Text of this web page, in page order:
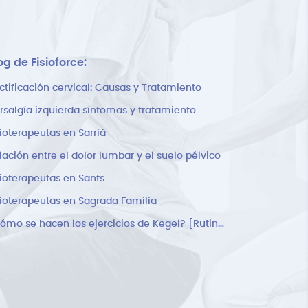
de Fisioforce:
cervical: Causas y Tratamiento
izquierda síntomas y tratamiento
en Sarriá
entre el dolor lumbar y el suelo pélvico
en Sants
en Sagrada Familia
¿Cómo se hacen los ejercicios de Kegel? [Rutina]